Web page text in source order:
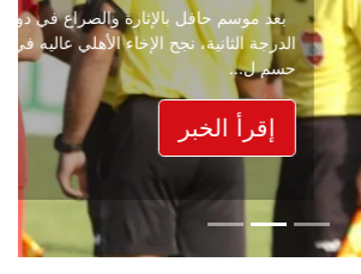
حافل بالإثارة والصراع في دوري
نجح الإخاء الأهلي عاليه في